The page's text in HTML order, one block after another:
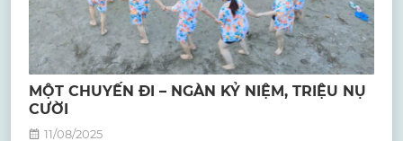
MỘT CHUYẾN ĐI – NGÀN KỶ NIỆM, TRIỆU NỤ
CƯỜI
11/08/2025